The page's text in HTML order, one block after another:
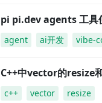
pi pi.dev agents 工具
agent ai开发 vibe-
C++中vector的resize
c++ vector resize